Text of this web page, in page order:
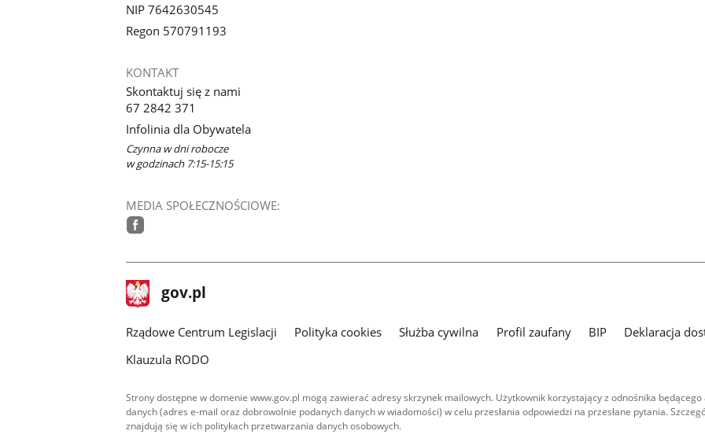
NIP 7642630545
Regon 570791193
KONTAKT
Skontaktuj się z nami
67 2842 371
Infolinia dla Obywatela
Czynna w dni robocze
w godzinach 7:15-15:15
MEDIA SPOŁECZNOŚCIOWE:
stopka
gov.pl Strona
gov.pl
Rządowe Centrum Legislacji Polityka cookies Służba cywilna Profil zaufany BIP
Deklaracja
Klauzula RODO
Strony dostępne w domenie www.gov.pl mogą zawierać adresy skrzynek mailowych. Użytkownik korzystający z odnośnika
danych (adres e-mail oraz dobrowolnie podanych danych w wiadomości) w celu przesłania odpowiedzi na przesłane pytania.
znajdują się w ich politykach przetwarzania danych osobowych.